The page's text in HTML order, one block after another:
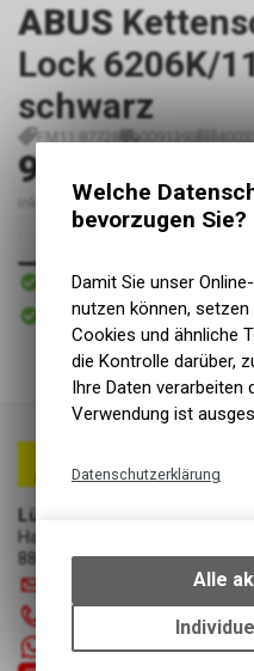
ABUS
Lock 6206K/
schwarz
FM11.87728 0091393
99.00
inkl. MwSt., zzgl. Versandkosten
Sofort verfügbar
Versand
Sofort abholbar
Abholung Lüscher Motor- &
Lüscher Motor- & Bike World
Hauptstrasse 29a
8867 Niederurnen
+41 55 6103131
Welche
bevorzugen Sie?
Damit Sie unser
nutzen können,
Cookies und ähnliche
die Kontrolle darüber,
Ihre Daten verarbeiten
Verwendung ist
Datenschutzerklärung
um die
Alle